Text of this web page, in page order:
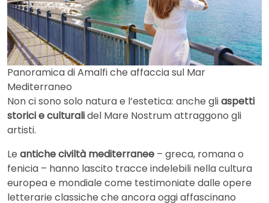
Panoramica di Amalfi che affaccia sul Mar
Mediterraneo
Non ci sono solo natura e l’estetica: anche gliaspetti
storici e culturalidel Mare Nostrum attraggono gli
artisti.
Le antiche civiltà mediterranee – greca, romana o
fenicia – hanno lascito tracce indelebili nella cultura
europea e mondiale come testimoniate dalle opere
letterarie classiche che ancora oggi affascinano